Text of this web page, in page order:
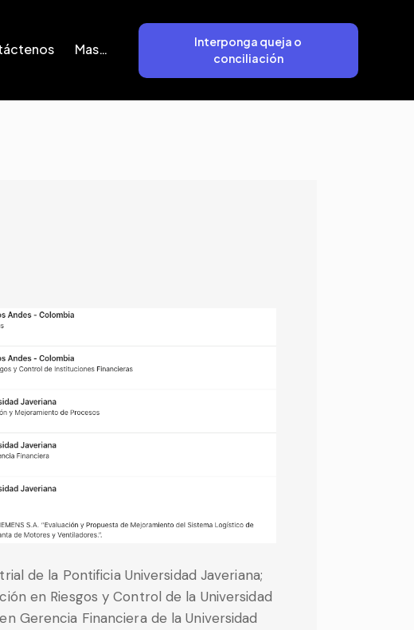
Mas…
Interponga queja o
conciliación
de la Pontificia Universidad Javeriana;
en Riesgos y Control de la Universidad
Gerencia Financiera de la Universidad